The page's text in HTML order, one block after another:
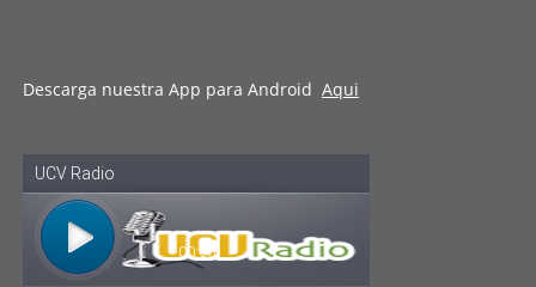
Descarga nuestra App para Android Aqui